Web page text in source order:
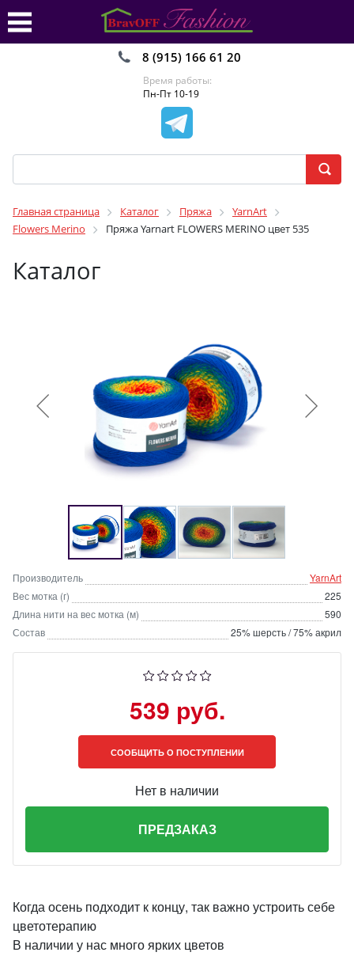
8 (915) 166 61 20
Время работы:
Пн-Пт 10-19
Главная страница Каталог Пряжа
YarnArt
Flowers Merino
Пряжа Yarnart FLOWERS MERINO цвет 535
Каталог
Производитель
YarnArt
Вес мотка (г)
225
Длина нити на вес мотка (м)
590
Состав
25% шерсть / 75% акрил
539 руб.
СООБЩИТЬ О ПОСТУПЛЕНИИ
Нет в наличии
ПРЕДЗАКАЗ
Когда осень подходит к концу, так важно устроить себе
цветотерапию
В наличии у нас много ярких цветов